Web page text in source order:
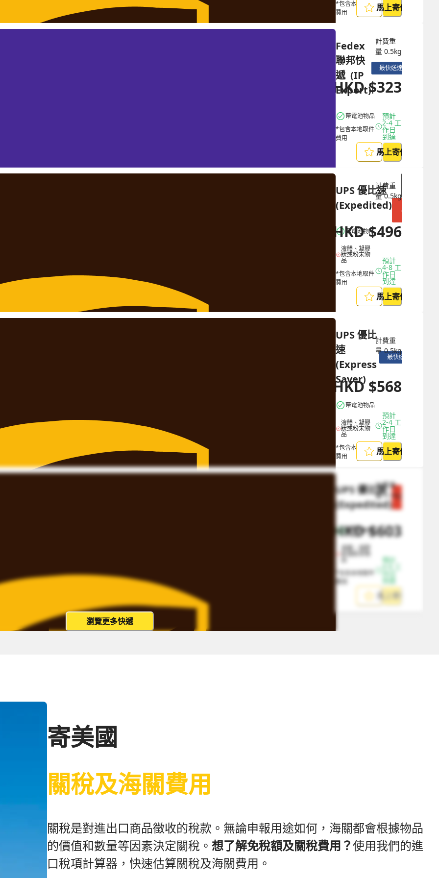
*包含本地取件
費用
馬上寄件
Fedex
聯邦快
遞  (IP
Export)
最快送達
帶電池物品
*包含本地取件
費用
計費重
量 0.5kg
HKD$323
預計
2-4 工
作日
到達
馬上寄件
UPS 優比速
(Expedited)
帶電池物品
液體、凝膠
狀或粉末物
品
*包含本地取件
費用
計費重
量 0.5kg
HKD$496
預計
4-8 工
作日
到達
馬上寄件
UPS 優比
速
(Express
Saver)
最快送達
帶電池物品
液體、凝膠
狀或粉末物
品
*包含本地取件
費用
計費重
量 0.5kg
HKD$568
預計
2-4 工
作日
到達
馬上寄件
UPS 優比速
(Expedited)
帶電池物品
液體、凝膠
狀或粉末物
*包含本地取件
計費重
量 0.5kg
HKD$603
預計
瀏覽更多快遞
寄美國
關稅及海關費用
關稅是對進出口商品徵收的稅款。無論申報用途如何，海關都會根據物品
的價值和數量等因素決定關稅。 想了解免稅額及關稅費用？使用我們的進
口稅項計算器，快速估算關稅及海關費用。